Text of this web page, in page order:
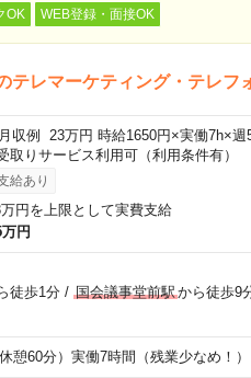
OK WEB登録・面接OK
テレマーケティング・テレフ
収例 23万円 時給1650円×実働7h×
りサービス利用可（利用条件有）
給あり
円を上限として実費支給
円
徒歩1分/ 国会議事堂前駅から徒歩9
憩60分）実働7時間（残業少なめ！）